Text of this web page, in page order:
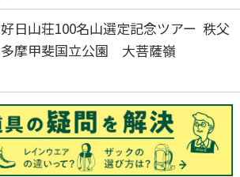
好日山荘100名山選定記念ツアー 秩父
多摩甲斐国立公園 大菩薩嶺